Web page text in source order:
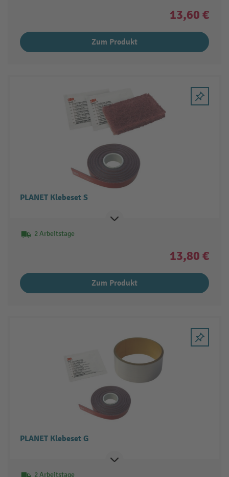
13,60 €
Zum Produkt
PLANET Klebeset S
2 Arbeitstage
13,80 €
Zum Produkt
PLANET Klebeset G
2 Arbeitstage